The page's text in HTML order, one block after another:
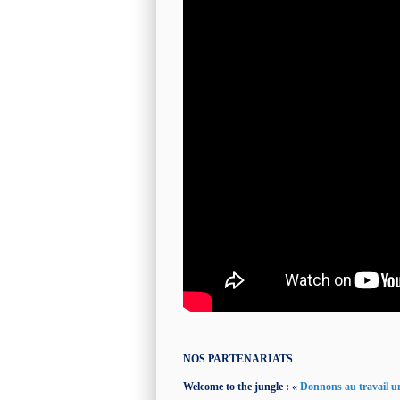
NOS PARTENARIATS
Welcome to the jungle : « Donnons au travail